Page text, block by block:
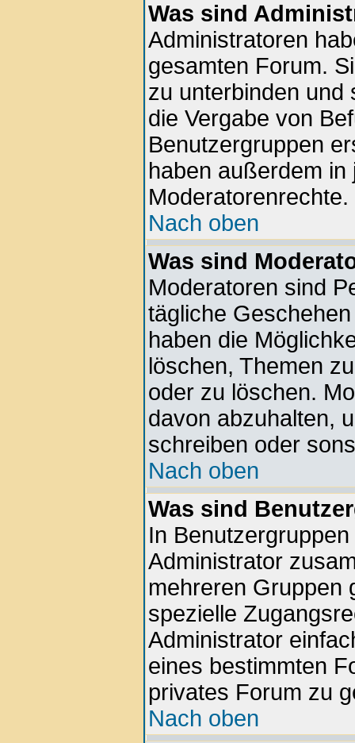
Was sind
Administratoren
gesamten Forum.
zu unterbinden und
die Vergabe von
Benutzergruppen
haben außerdem
Moderatorenrechte.
Nach oben
Was sind
Moderatoren sind
tägliche
haben die
löschen, Themen
oder zu löschen.
davon abzuhalten,
schreiben oder
Nach oben
Was sind
In
Administrator
mehreren Gruppen
spezielle
Administrator
eines bestimmten
privates Forum zu
Nach oben